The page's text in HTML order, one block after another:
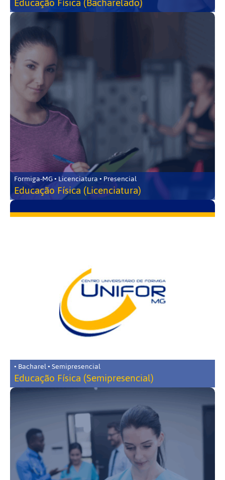
Formiga-MG • Licenciatura • Presencial
Educação Física (Licenciatura)
• Bacharel • Semipresencial
Educação Física (Semipresencial)